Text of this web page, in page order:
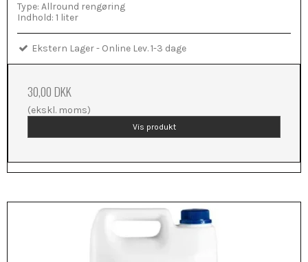
Type: Allround rengøring
Indhold: 1 liter
Ekstern Lager - Online Lev. 1-3 dage
30,00 DKK
(ekskl. moms)
Vis produkt